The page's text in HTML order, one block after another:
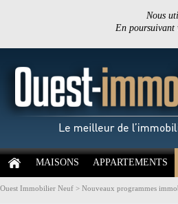
Nous
En poursuivant
MAISONS APPARTEMENTS
Ouest Immobilier Neuf > Nouveaux programmes